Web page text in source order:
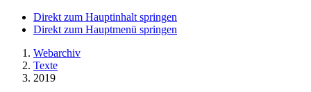
Direkt zum Hauptinhalt springen
Direkt zum Hauptmenü springen
Webarchiv
Texte
2019